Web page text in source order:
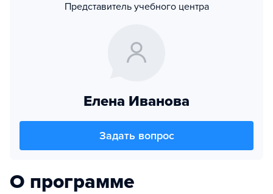
Представитель учебного центра
Елена Иванова
Задать вопрос
О программе